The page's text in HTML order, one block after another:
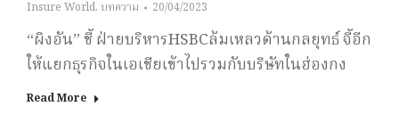
Insure World, บทความ 20/04/2023
“ผิงอัน” ชี้ ฝ่ายบริหารHSBCล้มเหลวด้านกลยุทธ์ จี้อีก
ให้แยกธุรกิจในเอเชียเข้าไปรวมกับบริษัทในฮ่องกง
Read More